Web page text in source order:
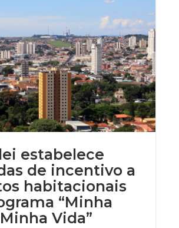
estabelece
de incentivo a
habitacionais
“Minha
Vida”